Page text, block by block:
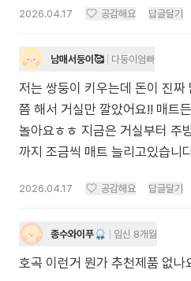
2026.04.17 공감해요 답글달기
남매서둥이🥰 다둥이엄빠
저는 쌍둥이 키우는데 돈이 진짜
쯤 해서 거실만 깔았어요!! 매트
놀아요ㅎㅎ 지금은 거실부터 주
까지 조금씩 매트 늘리고있습니
2026.04.17 공감해요 답글달기
종수와이푸 임신 8개월
호곡 이런거 뭔가 추천제품 없나